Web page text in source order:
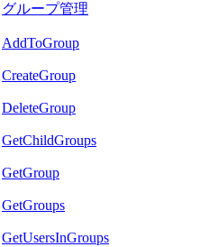
グループ管理
AddToGroup
CreateGroup
DeleteGroup
GetChildGroups
GetGroup
GetGroups
GetUsersInGroups